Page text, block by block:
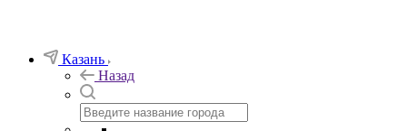
Казань
Назад